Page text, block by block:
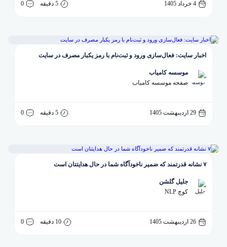
4 خرداد 1405 5 دقیقه 0
اخبار سایت: فعال‌سازی ورود و ثبت‌نام با رمز یکبار مصرف در سایت
موسسه کامیاب
صفحه موسسه کامیاب
29 اردیبهشت 1405 5 دقیقه 0
۷ نشانه قدرتمند که ضمیر ناخودآگاه شما در حال هدایتتان است
جلیل گلشن
کوچ NLP
26 اردیبهشت 1405 10 دقیقه 0